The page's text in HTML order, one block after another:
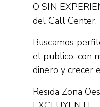
O SIN
del Call Center.
Buscamos
el publico, con
dinero y crecer
Resida Zona